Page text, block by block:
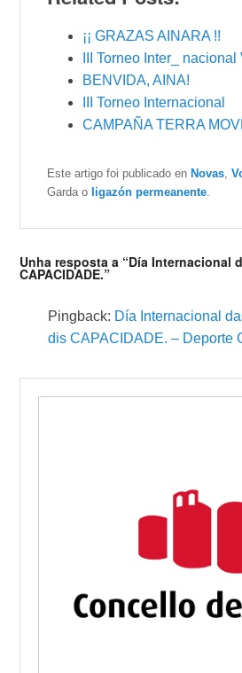
¡¡ GRAZAS AINARA !!
III Torneo Inter_ nacional
BENVIDA, AINA!
III Torneo Internacional
CAMPAÑA TERRA
Este artigo foi publicado enNovas ,
Garda o ligazón permeanente
Unha resposta a “Día Internacional
CAPACIDADE.”
Pingback: Día Internacional
dis CAPACIDADE. – Deporte